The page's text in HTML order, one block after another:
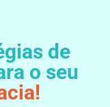
de
o seu